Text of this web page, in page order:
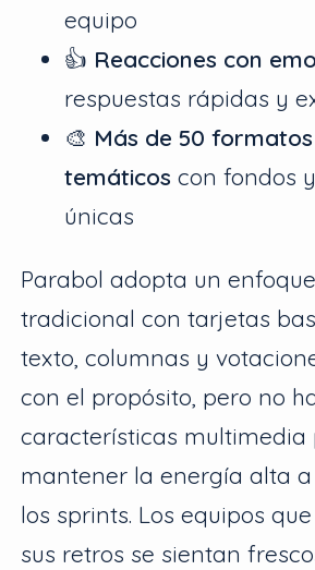
equipo
👍 Reacciones con
respuestas rápidas y
🎨 Más de 50
temáticos con fondos
únicas
Parabol adopta un
tradicional con tarjetas
texto, columnas y
con el propósito, pero no
características multimedia
mantener la energía alta
los sprints. Los equipos
sus retros se sientan